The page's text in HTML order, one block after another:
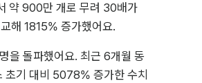
약 900만 개로 무려 30배가
해 1815% 증가했어요.
을 돌파했어요. 최근 6개월 동
초기 대비 5078% 증가한 수치